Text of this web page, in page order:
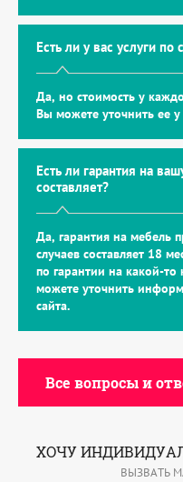
Есть ли у вас услуги по
Да, но стоимость у
Вы можете уточнить ее
Есть ли гарантия на
составляет?
Да, гарантия на мебель
случаев составляет 18
по гарантии на какой-
можете уточнить
сайта.
Все вопросы и
ХОЧУ
ВЫЗВАТЬ